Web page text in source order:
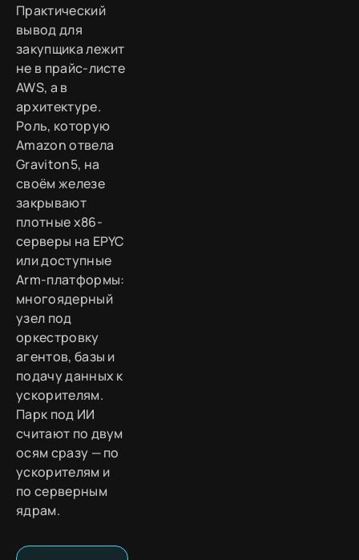
Практический
вывод для
закупщика лежит
не в прайс-листе
AWS, а в
архитектуре.
Роль, которую
Amazon отвела
Graviton5, на
своём железе
закрывают
плотные x86-
серверы на EPYC
или доступные
Arm-платформы:
многоядерный
узел под
оркестровку
агентов, базы и
подачу данных к
ускорителям.
Парк под ИИ
считают по двум
осям сразу — по
ускорителям и
по серверным
ядрам.